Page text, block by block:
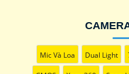
LẮP CAMERA
Mic Và Loa Dual Light